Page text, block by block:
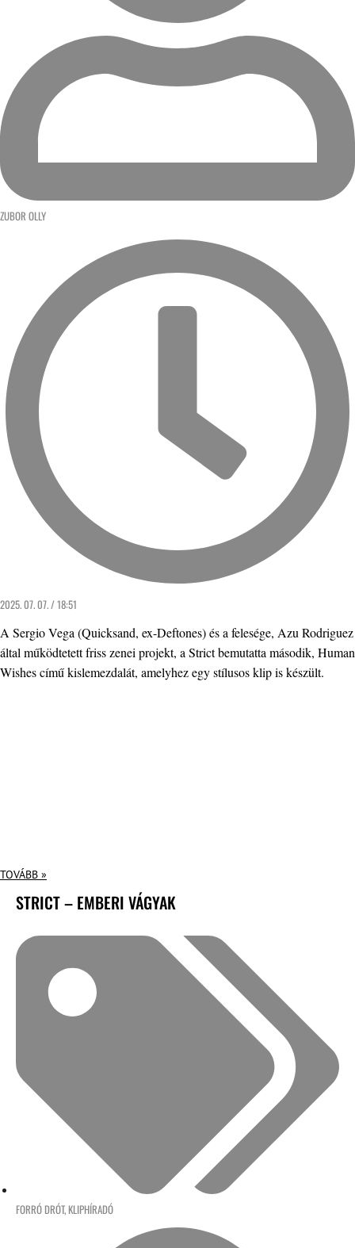
ZUBOR OLLY
2025. 07. 07. / 18:51
A Sergio Vega (Quicksand, ex-Deftones) és a felesége, Azu Rodriguez
által működtetett friss zenei projekt, a Strict bemutatta második, Human
Wishes című kislemezdalát, amelyhez egy stílusos klip is készült.
TOVÁBB »
STRICT – EMBERI VÁGYAK
FORRÓ DRÓT, KLIPHÍRADÓ